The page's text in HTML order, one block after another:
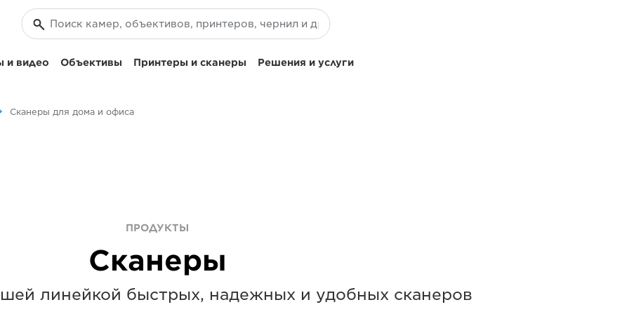
и видео Объективы Принтеры и сканеры Решения и услуги
Сканеры для дома и офиса
ПРОДУКТЫ
Сканеры
линейкой быстрых, надежных и удобных сканеров